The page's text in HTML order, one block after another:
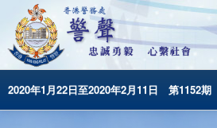
2020年1月22日至2020年2月11日 第1152期